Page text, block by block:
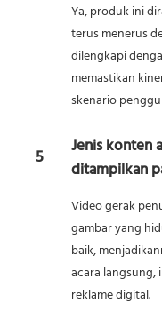
Ya, produk ini
terus menerus
dilengkapi
memastikan
skenario
5
Jenis konten
ditampilkan
Video gerak
gambar yang
baik,
acara langsung,
reklame digital.